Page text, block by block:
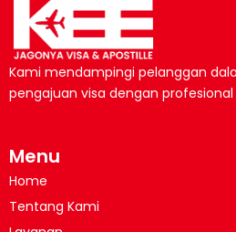
Kami mendampingi pelanggan
pengajuan visa dengan
Menu
Home
Tentang Kami